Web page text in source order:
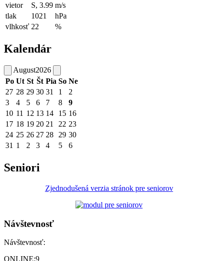
vietor
S, 3.99 m/s
tlak
1021
hPa
vlhkosť 22 %
Kalendár
August2026
Po Ut St Št Pia So Ne
27 28 29 30 31 1
2
3
4 5 6 7 8
9
10 11 12 13 14 15 16
17 18 19 20 21 22 23
24 25 26 27 28 29 30
31 1 2 3 4 5 6
Seniori
Zjednodušená verzia stránok pre seniorov
Návštevnosť
Návštevnosť:
ONLINE:9